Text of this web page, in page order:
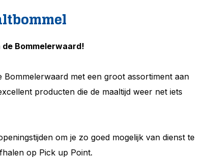
Bommelerwaard!
met een groot assortiment aan
producten die de maaltijd weer net iets
om je zo goed mogelijk van dienst te
op Pick up Point.